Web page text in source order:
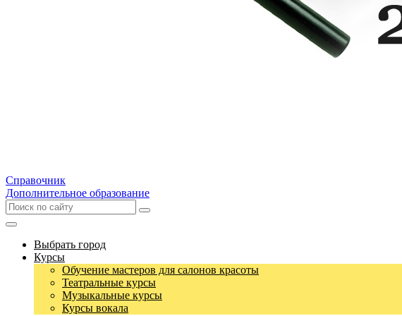
Справочник
Дополнительное образование
Выбрать город
Курсы
Обучение мастеров для салонов красоты
Театральные курсы
Музыкальные курсы
Курсы вокала